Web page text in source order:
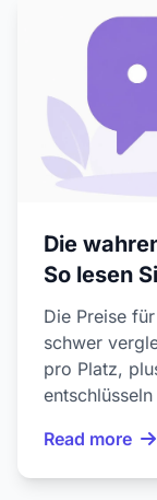
Die
So lesen
Die Preise
schwer
pro Platz,
Read more